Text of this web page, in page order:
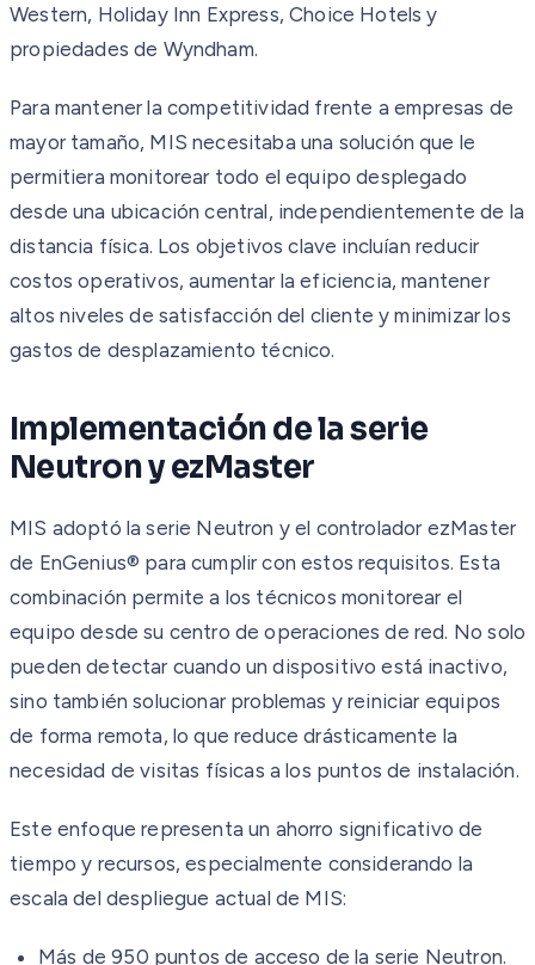
Western, Holiday Inn Express, Choice Hotels y
propiedades de Wyndham.
Para mantener la competitividad frente a empresas de
mayor tamaño, MIS necesitaba una solución que le
permitiera monitorear todo el equipo desplegado
desde una ubicación central, independientemente de la
distancia física. Los objetivos clave incluían reducir
costos operativos, aumentar la eficiencia, mantener
altos niveles de satisfacción del cliente y minimizar los
gastos de desplazamiento técnico.
Implementación de la serie
Neutron y ezMaster
MIS adoptó la serie Neutron y el controlador ezMaster
de EnGenius® para cumplir con estos requisitos. Esta
combinación permite a los técnicos monitorear el
equipo desde su centro de operaciones de red. No solo
pueden detectar cuando un dispositivo está inactivo,
sino también solucionar problemas y reiniciar equipos
de forma remota, lo que reduce drásticamente la
necesidad de visitas físicas a los puntos de instalación.
Este enfoque representa un ahorro significativo de
tiempo y recursos, especialmente considerando la
escala del despliegue actual de MIS:
Más de 950 puntos de acceso de la serie Neutron.